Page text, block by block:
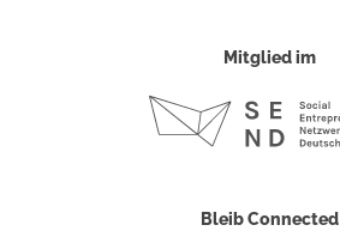
Mitglied im
Bleib Connected